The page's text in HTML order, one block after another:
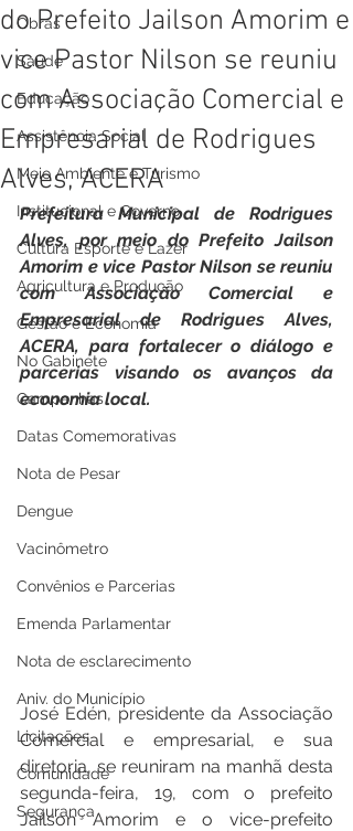
Obras
Saúde
Educação
Assistência Social
Meio Ambiente e Turismo
Institucional e Governo
Cultura Esporte e Lazer
Agricultura e Produção
Gestão e Economia
No Gabinete
Campanhas
Datas Comemorativas
Nota de Pesar
Dengue
Vacinômetro
Convênios e Parcerias
Emenda Parlamentar
Nota de esclarecimento
Aniv. do Município
Licitações
Comunidade
Segurança
do Prefeito Jailson Amorim e
vice Pastor Nilson se reuniu
com Associação Comercial e
Empresarial de Rodrigues
Alves, ACERA
Prefeitura Municipal de Rodrigues
Alves, por meio do Prefeito Jailson
Amorim e vice Pastor Nilson se reuniu
com Associação Comercial e
Empresarial de Rodrigues Alves,
ACERA, para fortalecer o diálogo e
parcerias visando os avanços da
economia local.
José Edén, presidente da Associação
Comercial e empresarial, e sua
diretoria, se reuniram na manhã desta
segunda-feira, 19, com o prefeito
Jaílson Amorim e o vice-prefeito